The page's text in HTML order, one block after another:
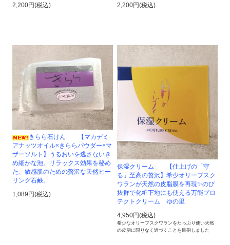
2,200円(税込) 2,200円(税込)
きらら石けん 【マカデミ
アナッツオイル×きららパウダー×マ
ザーソルト】うるおいを逃さないき
め細かな泡。リラックス効果を秘め
た、敏感肌のための贅沢な天然ヒー
リング石鹸。
1,089円(税込)
保湿クリーム 【仕上げの「守
る」至高の贅沢】希少オリーブスク
ワランが天然の皮脂膜を再現✨のび
抜群で化粧下地にも使える万能プロ
テクトクリーム ゆの里
4,950円(税込)
希少なオリーブスクワランをたっぷり使い天然
の皮脂に限りなく近づくことを目指しました